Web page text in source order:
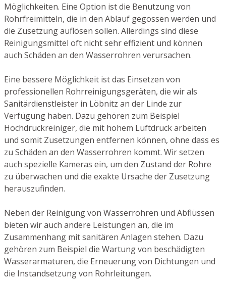
Möglichkeiten. Eine Option ist die Benutzung von
Rohrfreimitteln, die in den Ablauf gegossen werden und
die Zusetzung auflösen sollen. Allerdings sind diese
Reinigungsmittel oft nicht sehr effizient und können
auch Schäden an den Wasserrohren verursachen.
Eine bessere Möglichkeit ist das Einsetzen von
professionellen Rohrreinigungsgeräten, die wir als
Sanitärdienstleister in Löbnitz an der Linde zur
Verfügung haben. Dazu gehören zum Beispiel
Hochdruckreiniger, die mit hohem Luftdruck arbeiten
und somit Zusetzungen entfernen können, ohne dass es
zu Schäden an den Wasserrohren kommt. Wir setzen
auch spezielle Kameras ein, um den Zustand der Rohre
zu überwachen und die exakte Ursache der Zusetzung
herauszufinden.
Neben der Reinigung von Wasserrohren und Abflüssen
bieten wir auch andere Leistungen an, die im
Zusammenhang mit sanitären Anlagen stehen. Dazu
gehören zum Beispiel die Wartung von beschädigten
Wasserarmaturen, die Erneuerung von Dichtungen und
die Instandsetzung von Rohrleitungen.